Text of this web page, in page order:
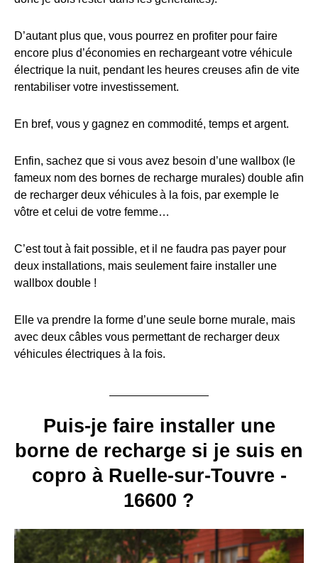
D’autant plus que, vous pourrez en profiter pour faire
encore plus d’économies en rechargeant votre véhicule
électrique la nuit, pendant les heures creuses afin de vite
rentabiliser votre investissement.
En bref, vous y gagnez en commodité, temps et argent.
Enfin, sachez que si vous avez besoin d’une wallbox (le
fameux nom des bornes de recharge murales) double afin
de recharger deux véhicules à la fois, par exemple le
vôtre et celui de votre femme…
C’est tout à fait possible, et il ne faudra pas payer pour
deux installations, mais seulement faire installer une
wallbox double !
Elle va prendre la forme d’une seule borne murale, mais
avec deux câbles vous permettant de recharger deux
véhicules électriques à la fois.
Puis-je faire installer une
borne de recharge si je suis en
copro à Ruelle-sur-Touvre -
16600 ?